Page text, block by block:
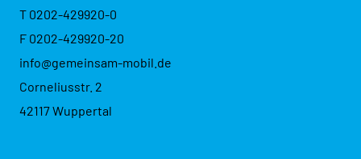
T 0202-429920-0
F 0202-429920-20
info@gemeinsam-mobil.de
Corneliusstr. 2
42117 Wuppertal